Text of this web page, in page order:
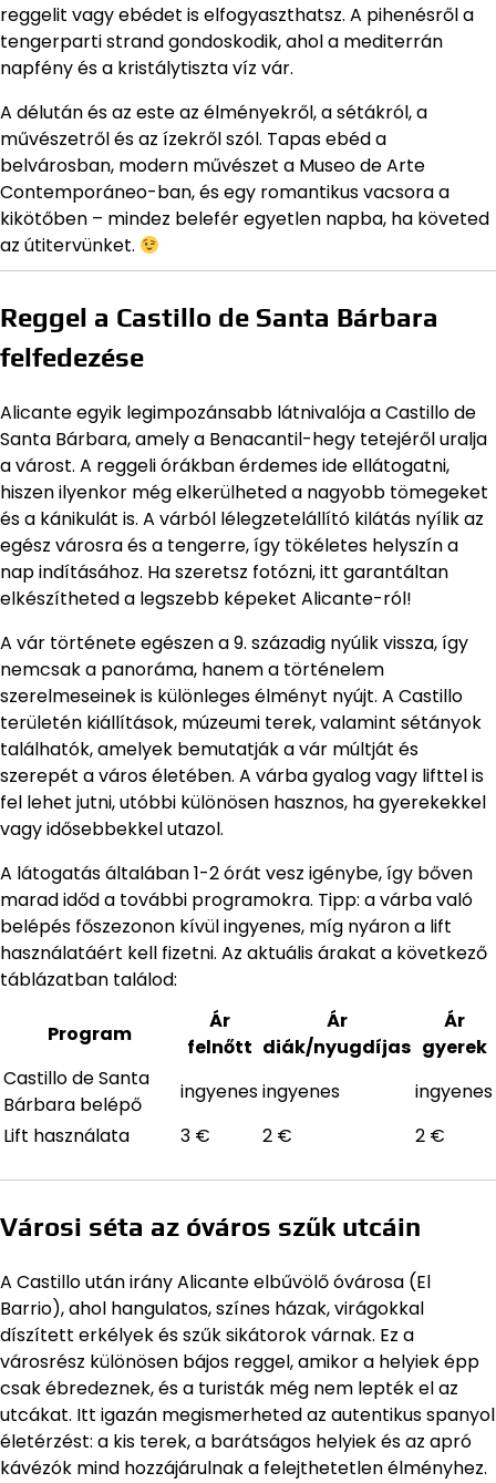
reggelit vagy ebédet is elfogyaszthatsz. A pihenésről a
tengerparti strand gondoskodik, ahol a mediterrán
napfény és a kristálytiszta víz vár.
A délután és az este az élményekről, a sétákról, a
művészetről és az ízekről szól. Tapas ebéd a
belvárosban, modern művészet a Museo de Arte
Contemporáneo-ban, és egy romantikus vacsora a
kikötőben – mindez belefér egyetlen napba, ha követed
az útitervünket.
Reggel a Castillo de Santa Bárbara
felfedezése
Alicante egyik legimpozánsabb látnivalója a Castillo de
Santa Bárbara, amely a Benacantil-hegy tetejéről uralja
a várost. A reggeli órákban érdemes ide ellátogatni,
hiszen ilyenkor még elkerülheted a nagyobb tömegeket
és a kánikulát is. A várból lélegzetelállító kilátás nyílik az
egész városra és a tengerre, így tökéletes helyszín a
nap indításához. Ha szeretsz fotózni, itt garantáltan
elkészítheted a legszebb képeket Alicante-ról!
A vár története egészen a 9. századig nyúlik vissza, így
nemcsak a panoráma, hanem a történelem
szerelmeseinek is különleges élményt nyújt. A Castillo
területén kiállítások, múzeumi terek, valamint sétányok
találhatók, amelyek bemutatják a vár múltját és
szerepét a város életében. A várba gyalog vagy lifttel is
fel lehet jutni, utóbbi különösen hasznos, ha gyerekekkel
vagy idősebbekkel utazol.
A látogatás általában 1-2 órát vesz igénybe, így bőven
marad időd a további programokra. Tipp: a várba való
belépés főszezonon kívül ingyenes, míg nyáron a lift
használatáért kell fizetni. Az aktuális árakat a következő
táblázatban találod:
Program
Ár
felnőtt
Ár
diák/nyugdíjas
Ár
gyerek
Castillo de Santa
Bárbara belépő
ingyenesingyenes
ingyenes
Lift használata
3 € 2 € 2 €
Városi séta az óváros szűk utcáin
A Castillo után irány Alicante elbűvölő óvárosa (El
Barrio), ahol hangulatos, színes házak, virágokkal
díszített erkélyek és szűk sikátorok várnak. Ez a
városrész különösen bájos reggel, amikor a helyiek épp
csak ébredeznek, és a turisták még nem lepték el az
utcákat. Itt igazán megismerheted az autentikus spanyol
életérzést: a kis terek, a barátságos helyiek és az apró
kávézók mind hozzájárulnak a felejthetetlen élményhez.